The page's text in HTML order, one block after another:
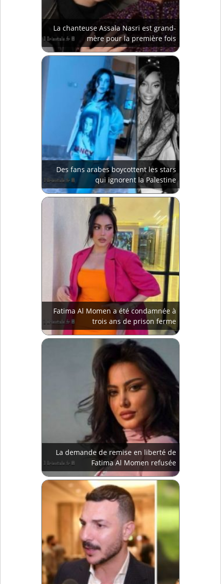
La chanteuse Assala Nasri est grand-
mère pour la première fois
Des fans arabes boycottent les stars
qui ignorent la Palestine
Fatima Al Momen a été condamnée à
trois ans de prison ferme
La demande de remise en liberté de
Fatima Al Momen refusée